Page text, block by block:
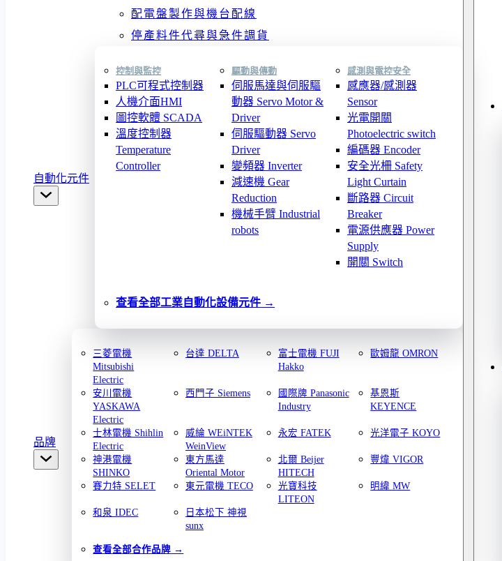
配電盤製作與機台配線
停產料件代尋與急件調貨
自動化元件
控制與監控
PLC可程式控制器
人機介面HMI
圖控軟體 SCADA
溫度控制器
Temperature
Controller
驅動與傳動
伺服馬達與伺服驅
動器 Servo Motor &
Driver
伺服驅動器 Servo
Driver
變頻器 Inverter
減速機 Gear
Reduction
機械手臂 Industrial
robots
感測與電控安全
感應器/感測器
Sensor
光電開關
Photoelectric switch
編碼器 Encoder
安全光柵 Safety
Light Curtain
斷路器 Circuit
Breaker
電源供應器 Power
Supply
開關 Switch
查看全部工業自動化設備元件
品牌
三菱電機
Mitsubishi
Electric
台達 DELTA
富士電機 FUJI
Hakko
歐姆龍 OMRON
安川電機
YASKAWA
Electric
西門子 Siemens
國際牌 Panasonic
Industry
基恩斯
KEYENCE
士林電機 Shihlin
Electric
威綸 WEiNTEK
WeinView
永宏 FATEK 光洋電子 KOYO
神港電機
SHINKO
東方馬達
Oriental Motor
北爾 Beijer
HITECH
豐煒 VIGOR
賽力特 SELET 東元電機 TECO
光寶科技
LITEON
明緯 MW
和泉 IDEC
日本松下 神視
sunx
查看全部合作品牌